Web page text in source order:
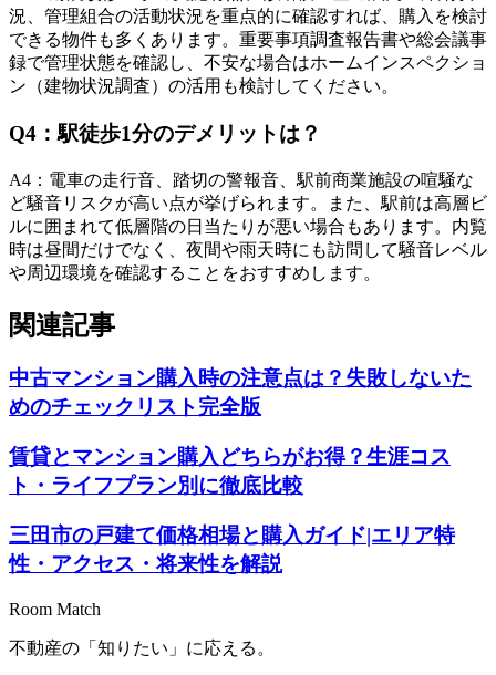
況、管理組合の活動状況を重点的に確認すれば、購入を検討
できる物件も多くあります。重要事項調査報告書や総会議事
録で管理状態を確認し、不安な場合はホームインスペクショ
ン（建物状況調査）の活用も検討してください。
Q4 ：駅徒歩1分のデメリットは？
A4 ： 電車の走行音、踏切の警報音、駅前商業施設の喧騒な
ど騒音リスクが高い点が挙げられます。また、駅前は高層ビ
ルに囲まれて低層階の日当たりが悪い場合もあります。内覧
時は昼間だけでなく、夜間や雨天時にも訪問して騒音レベル
や周辺環境を確認することをおすすめします。
関連記事
中古マンション購入時の注意点は？失敗しないた
めのチェックリスト完全版
賃貸とマンション購入どちらがお得？生涯コス
ト・ライフプラン別に徹底比較
三田市の戸建て価格相場と購入ガイド|エリア特
性・アクセス・将来性を解説
Room Match
不動産の「知りたい」に応える。